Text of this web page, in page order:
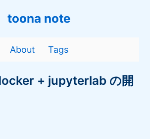
toona note
About Tags
+ jupyterlab の開